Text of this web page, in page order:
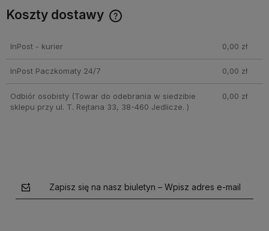
Koszty dostawy
InPost - kurier 0,00 zł
InPost Paczkomaty 24/7 0,00 zł
Odbiór osobisty(Towar do odebrania w siedzibie
sklepu przy ul. T. Rejtana 33, 38-460 Jedlicze. )
0,00 zł
Zapisz się na nasz biuletyn – Wpisz adres e-mail